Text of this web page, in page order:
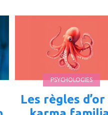
PSYCHOLOGIES
Les règles d’or